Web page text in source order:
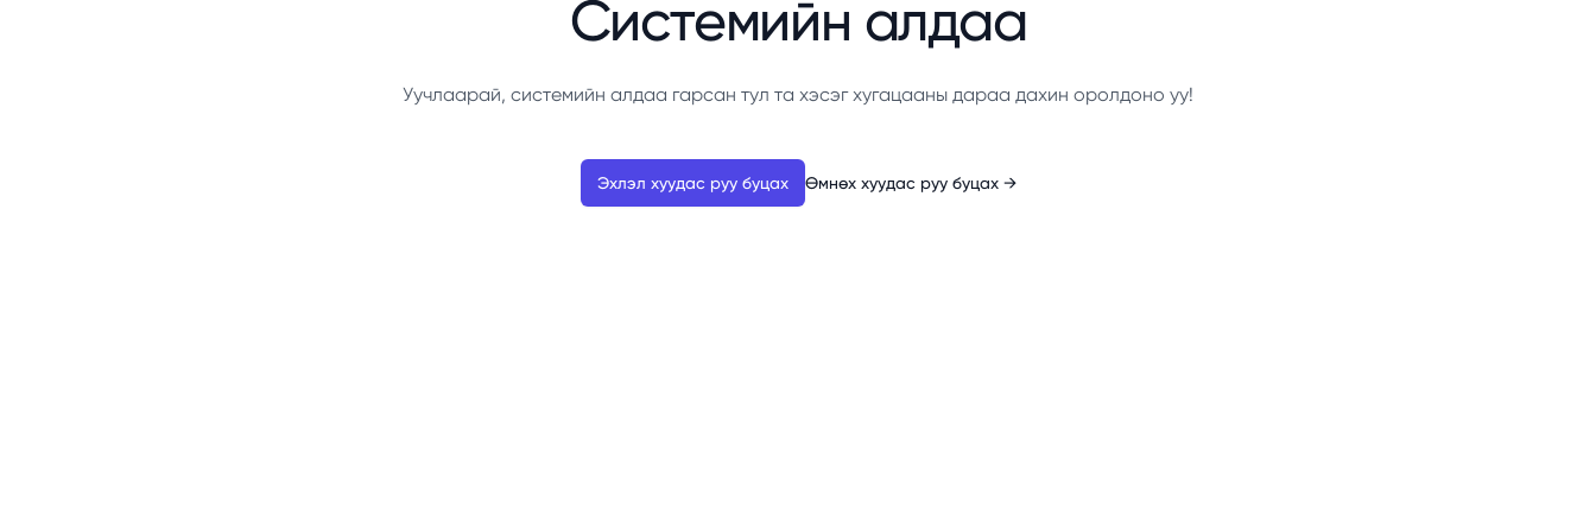
Системийн алдаа
Уучлаарай, системийн алдаа гарсан тул та хэсэг хугацааны дараа дахин оролдоно уу!
Эхлэл хуудас руу буцах Өмнөх хуудас руу буцах →